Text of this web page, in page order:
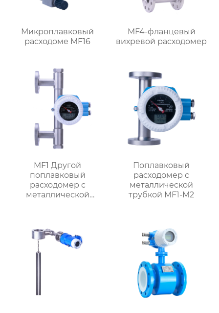
Микроплавковый
расходоме MF16
MF4-фланцевый
вихревой расходомер
MF1 Другой
поплавковый
расходомер с
металлической
Поплавковый
расходомер с
металлической
трубкой MF1-M2